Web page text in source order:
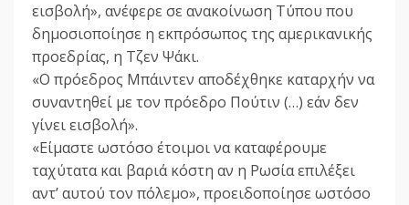
εισβολή», ανέφερε σε ανακοίνωση Τύπου που
δημοσιοποίησε η εκπρόσωπος της αμερικανικής
προεδρίας, η Τζεν Ψάκι.
«Ο πρόεδρος Μπάιντεν αποδέχθηκε καταρχήν να
συναντηθεί με τον πρόεδρο Πούτιν (…) εάν δεν
γίνει εισβολή».
«Είμαστε ωστόσο έτοιμοι να καταφέρουμε
ταχύτατα και βαριά κόστη αν η Ρωσία επιλέξει
αντ’ αυτού τον πόλεμο», προειδοποίησε ωστόσο